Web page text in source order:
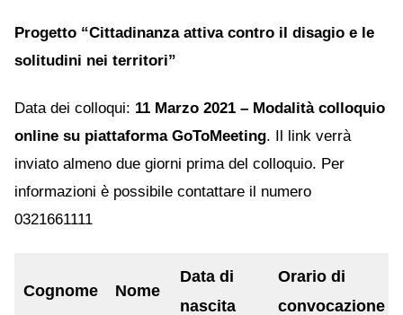
Progetto “Cittadinanza attiva contro il disagio e le
solitudini nei territori”
Data dei colloqui: 11 Marzo 2021 – Modalità colloquio
online su piattaforma GoToMeeting. Il link verrà
inviato almeno due giorni prima del colloquio. Per
informazioni è possibile contattare il numero
0321661111
Cognome Nome
Data di
nascita
Orario di
convocazione